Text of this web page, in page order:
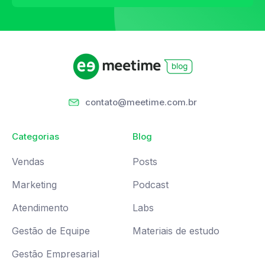
contato@meetime.com.br
Categorias
Vendas
Marketing
Atendimento
Gestão de Equipe
Gestão Empresarial
Blog
Posts
Podcast
Labs
Materiais de estudo